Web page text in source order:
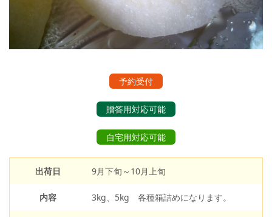
予約受付
贈答用対応可能
自宅用対応可能
出荷日 9月下旬～10月上旬
内容 3kg、5kg 各種箱詰めになります。